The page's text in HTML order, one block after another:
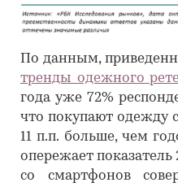
По данным,
тренды одежного
года уже 72%
что покупают одежду
11 п.п. больше, чем
опережает показатель
со смартфонов